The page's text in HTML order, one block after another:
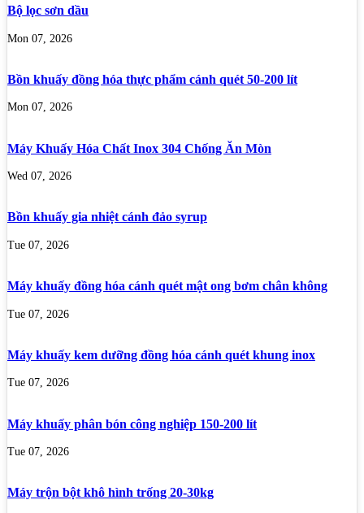
Bộ lọc sơn dầu
Mon 07, 2026
Bồn khuấy đồng hóa thực phẩm cánh quét 50-200 lít
Mon 07, 2026
Máy Khuấy Hóa Chất Inox 304 Chống Ăn Mòn
Wed 07, 2026
Bồn khuấy gia nhiệt cánh đảo syrup
Tue 07, 2026
Máy khuấy đồng hóa cánh quét mật ong bơm chân không
Tue 07, 2026
Máy khuấy kem dưỡng đồng hóa cánh quét khung inox
Tue 07, 2026
Máy khuấy phân bón công nghiệp 150-200 lít
Tue 07, 2026
Máy trộn bột khô hình trống 20-30kg